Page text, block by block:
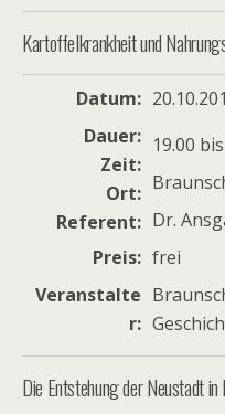
Kartoffelkrankheit und
Datum
Dauer
Zeit
19.00
Ort
Referent
Dr.
Preis
frei
Veranstalte
r
Die Entstehung der Neustadt